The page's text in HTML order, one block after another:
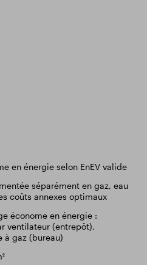
en énergie selon EnEV valide
séparément en gaz, eau
coûts annexes optimaux
économe en énergie :
ventilateur (entrepôt),
à gaz (bureau)